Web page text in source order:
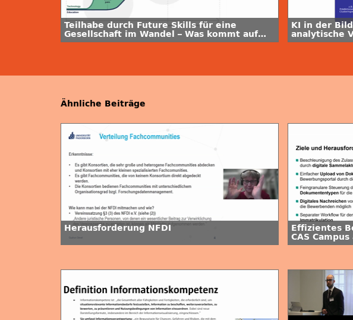
Teilhabe durch Future Skills für eine
Gesellschaft im Wandel – Was kommt auf
Hochschulen zu?
KI in der
analytische
Ähnliche Beiträge
Herausforderung NFDI
Effizientes
CAS